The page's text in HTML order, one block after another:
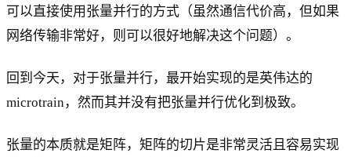
可以直接使用张量并行的方式（虽然通信代价高，但如果
网络传输非常好，则可以很好地解决这个问题）。
回到今天，对于张量并行，最开始实现的是英伟达的
microtrain，然而其并没有把张量并行优化到极致。
张量的本质就是矩阵，矩阵的切片是非常灵活且容易实现